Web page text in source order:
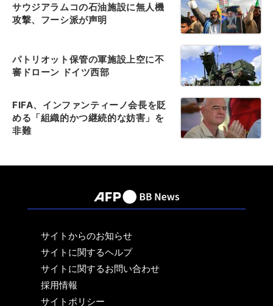
サウジアラムコの石油施設に無人機
攻撃、フーシ派が声明
パトリオット保管の軍施設上空に不
審ドローン ドイツ西部
FIFA、インファンティーノ会長を貶
める「組織的かつ継続的な妨害」を
非難
サイトからのお知らせ
サイトに関するヘルプ
サイトに関するお問い合わせ
採用情報
サイトポリシー